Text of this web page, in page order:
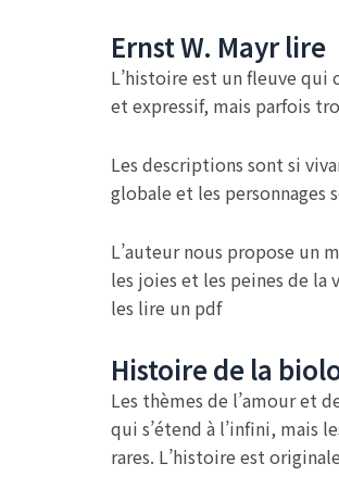
Ernst W. Mayr lire
L’histoire est un fleuve
et expressif, mais parfois
Les descriptions sont si
globale et les personnages
L’auteur nous propose un
les joies et les peines de la
les lire un pdf
Histoire de la
Les thèmes de l’amour et
qui s’étend à l’infini, mais
rares. L’histoire est